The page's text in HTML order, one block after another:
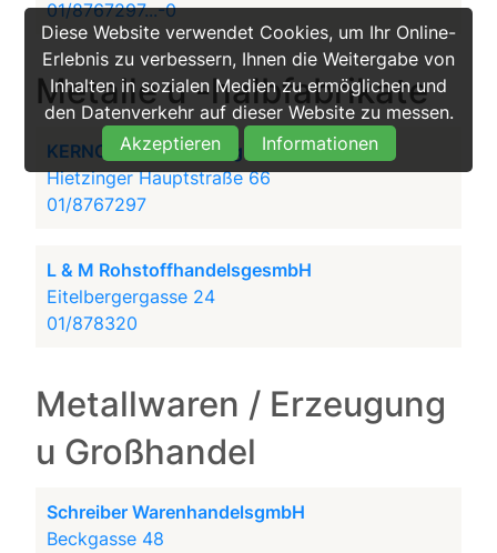
Diese Website verwendet Cookies, um Ihr Online-
Erlebnis zu verbessern, Ihnen die Weitergabe von
Inhalten in sozialen Medien zu ermöglichen und
den Datenverkehr auf dieser Website zu messen.
Akzeptieren
Informationen
01/8767297...-0
Metalle u -halbfabrikate
KERNCO Metal Trading GmbH
Hietzinger Hauptstraße 66
01/8767297
L & M RohstoffhandelsgesmbH
Eitelbergergasse 24
01/878320
Metallwaren / Erzeugung
u Großhandel
Schreiber WarenhandelsgmbH
Beckgasse 48